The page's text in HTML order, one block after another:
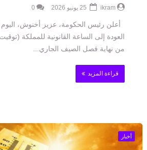
ikram
0
أعلن رئيس الحكومة، عزيز أخنوش،
العودة إلى الساعة القانونية للمملكة
من نهاية فصل الصيف الجاري...
قراءة المزيد
أخبار